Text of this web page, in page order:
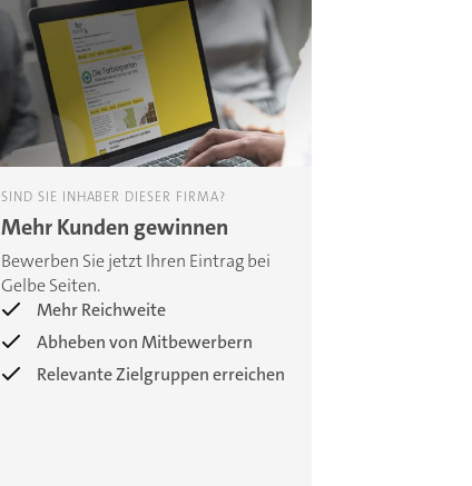
SIND SIE INHABER DIESER FIRMA?
Mehr Kunden gewinnen
Bewerben Sie jetzt Ihren Eintrag bei
Gelbe Seiten.
Mehr Reichweite
Abheben von Mitbewerbern
Relevante Zielgruppen erreichen